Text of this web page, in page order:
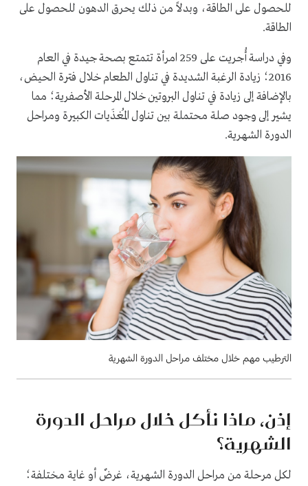
للحصول على الطاقة، وبدلاً من ذلك يحرق الدهون للحصول على
الطاقة.
وفي دراسة أُجريت على 259 امرأة تتمتع بصحة جيدة في العام
2016؛ زيادة الرغبة الشديدة في تناول الطعام خلال فترة الحيض،
بالإضافة إلى زيادة في تناول البروتين خلال المرحلة الأصفرية؛ مما
يشير إلى وجود صلة محتملة بين تناول المُغذَيات الكبيرة ومراحل
الدورة الشهرية.
الترطيب مهم خلال مختلف مراحل الدورة الشهرية
إذن، ماذا نأكل خلال مراحل الدورة
الشهرية؟
لكل مرحلة من مراحل الدورة الشهرية، غرضٌ أو غاية مختلفة؛